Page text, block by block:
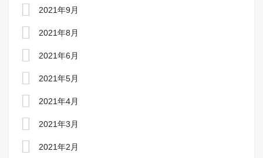
2021年9月
2021年8月
2021年6月
2021年5月
2021年4月
2021年3月
2021年2月